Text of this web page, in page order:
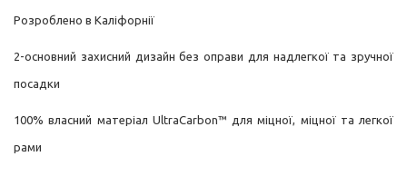
Розроблено в Каліфорнії
2-основний захисний дизайн без оправи для надлегкої та зручної
посадки
100% власний матеріал UltraCarbon™ для міцної, міцної та легкої
рами